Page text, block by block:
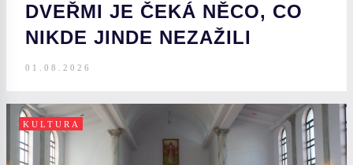
DVEŘMI JE ČEKÁ NĚCO, CO
NIKDE JINDE NEZAŽILI
01.08.2026
KULTURA